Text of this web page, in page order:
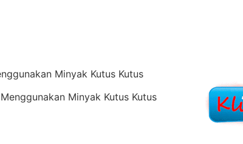
Minyak Kutus Kutus